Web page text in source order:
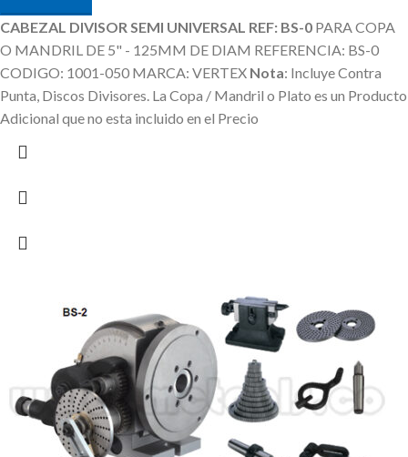
CABEZAL DIVISOR SEMI UNIVERSAL REF: BS-0 PARA COPA
O MANDRIL DE 5" - 125MM DE DIAM REFERENCIA: BS-0
CODIGO: 1001-050 MARCA: VERTEX Nota: Incluye Contra
Punta, Discos Divisores. La Copa / Mandril o Plato es un Producto
Adicional que no esta incluido en el Precio